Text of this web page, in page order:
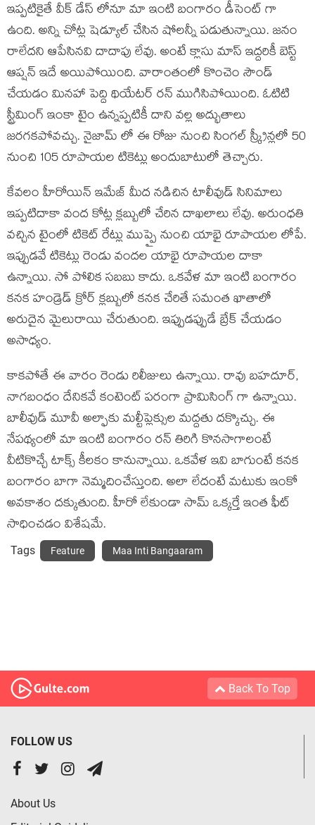
ఇప్పటికైతే వీక్ డేస్ లోనూ మా ఇంటి బంగారం డీసెంట్ గా
ఉంది. అన్ని చోట్ల షెడ్యూల్ చేసిన షోలన్నీ పడుతున్నాయి. జనం
రాలేదని ఆపేసినవి దాదాపు లేవు. అంటే క్లాసు మాస్ ఇద్దరికీ బెస్ట్
ఆప్షన్ ఇదే అయిపోయింది. వారాంతంలో కొంచెం సౌండ్
చేయడం మినహా పెద్ది థియేటర్ రన్ ముగిసిపోయింది. ఓటిటి
స్ట్రీమింగ్ ఇంకా టైం ఉన్నప్పటికీ దాని వల్ల అద్భుతాలు
జరగకపోవచ్చు. నైజామ్ లో ఈ రోజు నుంచి సింగల్ స్క్రీన్లలో 50
నుంచి 105 రూపాయల టికెట్లు అందుబాటులో తెచ్చారు.
కేవలం హీరోయిన్ ఇమేజ్ మీద నడిచిన టాలీవుడ్ సినిమాలు
ఇప్పటిదాకా వంద కోట్ల క్లబ్బులో చేరిన దాఖలాలు లేవు. అరుంధతి
వచ్చిన టైంలో టికెట్ రేట్లు ముప్పై నుంచి యాభై రూపాయల లోపే.
ఇప్పుడవే టికెట్లు రెండు వందల యాభై రూపాయల దాకా
ఉన్నాయి. సో పోలిక సబబు కాదు. ఒకవేళ మా ఇంటి బంగారం
కనక హండ్రెడ్ క్రోర్ క్లబ్బులో కనక చేరితే సమంత ఖాతాలో
అరుదైన మైలురాయి చేరుతుంది. ఇప్పుడప్పుడే బ్రేక్ చేయడం
అసాధ్యం.
కాకపోతే ఈ వారం రెండు రిలీజులు ఉన్నాయి. రావు బహదూర్,
నాగబంధం దేనికవే కంటెంట్ పరంగా ప్రామిసింగ్ గా ఉన్నాయి.
బాలీవుడ్ మూవీ అల్ఫాకు మల్టీప్లెక్సుల మద్దతు దక్కొచ్చు. ఈ
నేపథ్యంలో మా ఇంటి బంగారం రన్ తిరిగి కొనసాగాలంటే
వీటికొచ్చే టాక్స్ కీలకం కానున్నాయి. ఒకవేళ ఇవి బాగుంటే కనక
బంగారం బాగా నెమ్మదించేస్తుంది. అలా లేదంటే మటుకు ఇంకో
అవకాశం దక్కుతుంది. హీరో లేకుండా సామ్ ఒక్కర్తే ఇంత ఫీట్
సాధించడం విశేషమే.
Tags Feature Maa Inti Bangaaram
Back To Top
FOLLOW US
About Us